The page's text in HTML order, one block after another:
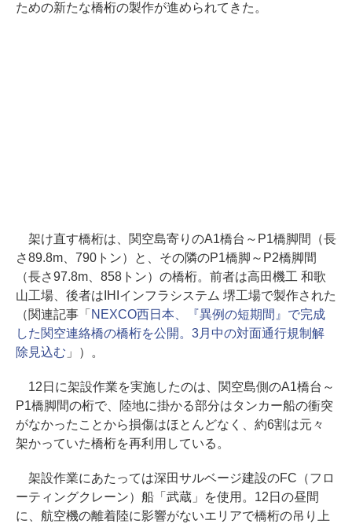
ための新たな橋桁の製作が進められてきた。
架け直す橋桁は、関空島寄りのA1橋台～P1橋脚間（長
さ89.8m、790トン）と、その隣のP1橋脚～P2橋脚間
（長さ97.8m、858トン）の橋桁。前者は高田機工 和歌
山工場、後者はIHIインフラシステム 堺工場で製作された
（関連記事「 NEXCO西日本、『異例の短期間』で完成
した関空連絡橋の橋桁を公開。3月中の対面通行規制解
除見込む 」）。
12日に架設作業を実施したのは、関空島側のA1橋台～
P1橋脚間の桁で、陸地に掛かる部分はタンカー船の衝突
がなかったことから損傷はほとんどなく、約6割は元々
架かっていた橋桁を再利用している。
架設作業にあたっては深田サルベージ建設のFC（フロ
ーティングクレーン）船「武蔵」を使用。12日の昼間
に、航空機の離着陸に影響がないエリアで橋桁の吊り上